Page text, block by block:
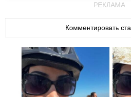
РЕКЛАМА
Комментировать